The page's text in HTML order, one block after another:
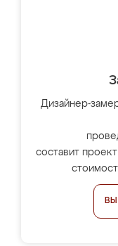
Дизайнер-
составит